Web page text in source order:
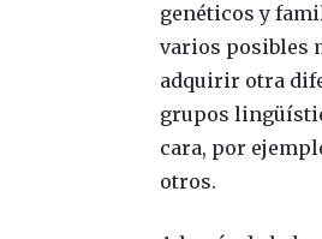
genéticos y
varios posibles
adquirir otra
grupos
cara, por
otros.